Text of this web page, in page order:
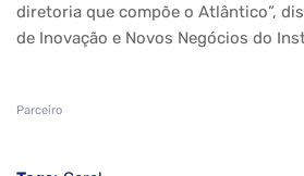
diretoria que compõe o Atlântico”,
de Inovação e Novos Negócios do
Parceiro